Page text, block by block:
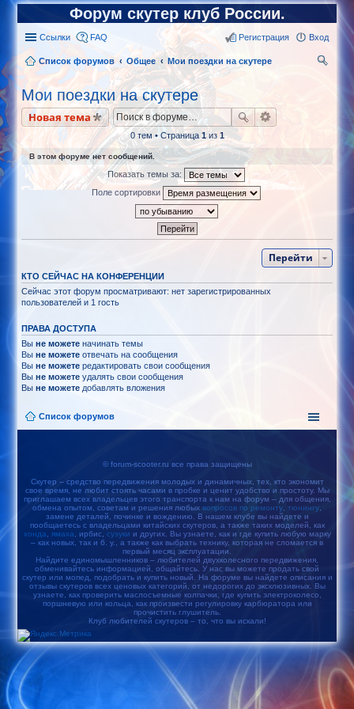
Форум скутер клуб России.
Ссылки FAQ Вход
Регистрация
Список форумов Общее
Мои поездки на скутере
Мои поездки на скутере
Новая тема
0 тем • Страница 1из 1
В этом форуме нет сообщений.
Показать темы за:
Поле сортировки
Перейти
КТО СЕЙЧАС НА КОНФЕРЕНЦИИ
Сейчас этот форум просматривают: нет зарегистрированных
пользователей и 1 гость
ПРАВА ДОСТУПА
Выне можете начинать темы
Выне можете отвечать на сообщения
Выне можете редактировать свои сообщения
Выне можете удалять свои сообщения
Выне можете добавлять вложения
Список форумов
© forum-scooter.ru все права защищены
Скутер – средство передвижения молодых и динамичных, тех, кто экономит
свое время, не любит стоять часами в пробке и ценит удобство и простоту. Мы
приглашаем всех владельцев этого транспорта к нам на форум – для общения,
обмена опытом, советам и решения любых вопросов по ремонту тюнингу
замене деталей, починке и вождению. В нашем клубе вы найдете и
пообщаетесь с владельцами китайских скутеров, а также таких моделей, как
хонда
ямаха , ирбис, сузуки и других. Вы узнаете, как и где купить любую марку
– как новых, так и б. у., а также как выбрать технику, которая не сломается в
первый месяц эксплуатации.
Найдите единомышленников – любителей двухколесного передвижения,
обменивайтесь информацией, общайтесь. У нас вы можете продать свой
скутер или мопед, подобрать и купить новый. На форуме вы найдете описания и
отзывы скутеров всех ценовых категорий, от недорогих до эксклюзивных. Вы
узнаете, как проверить маслосъемные колпачки, где купить электроколесо,
поршневую или кольца, как произвести регулировку карбюратора или
прочистить глушитель.
Клуб любителей скутеров – то, что вы искали!